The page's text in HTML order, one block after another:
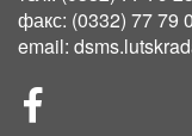
факс: (0332) 77 79
email:
СОЦІЛЬНІ
МЕРЕЖІ